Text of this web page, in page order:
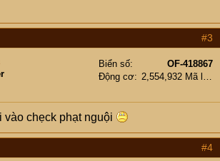
#3
Biển số
OF-418867
Động cơ
vào chẹck phạt nguội
#4